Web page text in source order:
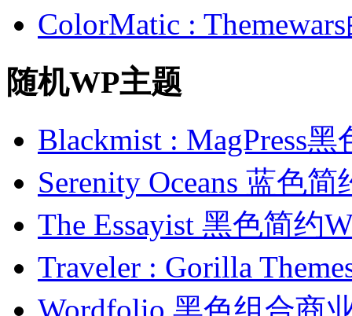
ColorMatic :
随机WP主题
Blackmist : MagPress
Serenity Oceans 蓝色
The Essayist 黑色简约
Traveler : Gorilla
Wordfolio 黑色组合商